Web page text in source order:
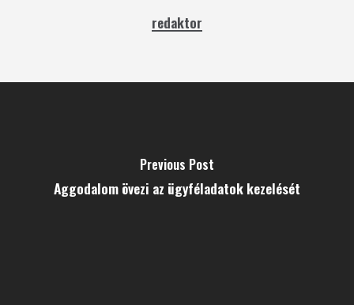
redaktor
Previous Post
Aggodalom övezi az ügyféladatok kezelését